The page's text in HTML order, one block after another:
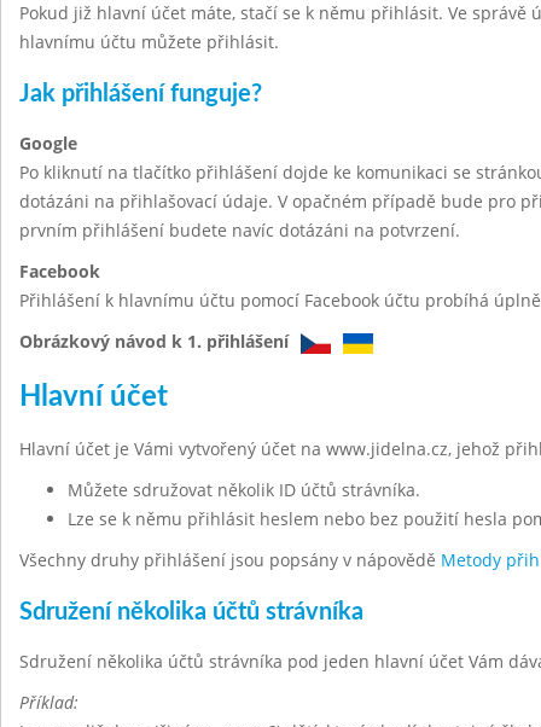
Pokud již hlavní účet máte, stačí se k němu přihlásit. Ve
hlavnímu účtu můžete přihlásit.
Jak přihlášení funguje?
Google
Po kliknutí na tlačítko přihlášení dojde ke komunikaci se
dotázáni na přihlašovací údaje. V opačném případě bude pro
prvním přihlášení budete navíc dotázáni na potvrzení.
Facebook
Přihlášení k hlavnímu účtu pomocí Facebook účtu probíhá
Obrázkový návod k 1. přihlášení
Hlavní účet
Hlavní účet je Vámi vytvořený účet na www.jidelna.cz, jehož
Můžete sdružovat několik ID účtů strávníka.
Lze se k němu přihlásit heslem nebo bez použití hesla
Všechny druhy přihlášení jsou popsány v nápovědě Metody
Sdružení několika účtů strávníka
Sdružení několika účtů strávníka pod jeden hlavní účet Vám
Příklad: